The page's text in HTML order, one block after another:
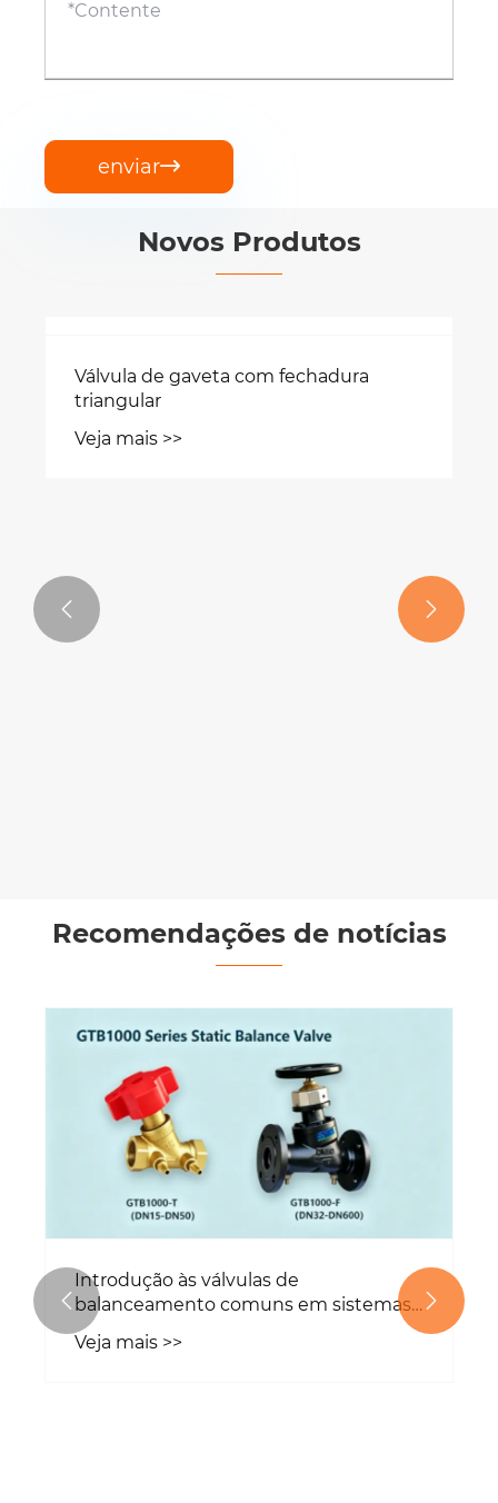
enviar
Novos Produtos
 
Recomendações de notícias
Introdução às válvulas de
balanceamento comuns em sistemas
HVAC
Veja mais >>
 